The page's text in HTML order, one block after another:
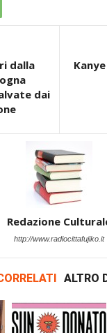
dalla
dai
Redazione
http://www.radiocittafujiko.it
ALTRO